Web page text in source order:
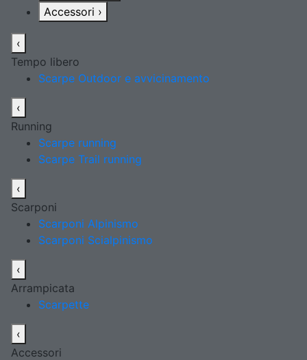
Accessori ›
‹
Tempo libero
Scarpe Outdoor e avvicinamento
‹
Running
Scarpe running
Scarpe Trail running
‹
Scarponi
Scarponi Alpinismo
Scarponi Scialpinismo
‹
Arrampicata
Scarpette
‹
Accessori